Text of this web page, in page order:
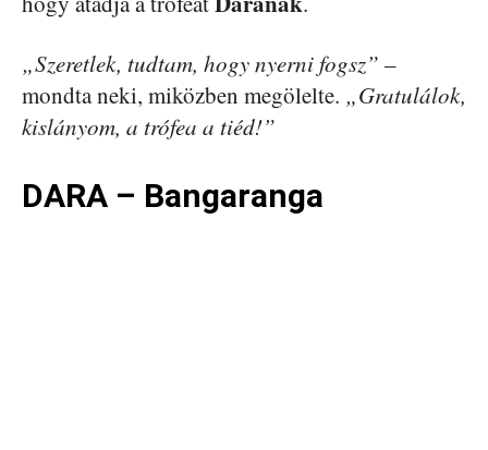
„Szeretlek, tudtam, hogy nyerni fogsz” –
mondta neki, miközben megölelte. „Gratulálok,
kislányom, a trófea a tiéd!”
DARA – Bangaranga